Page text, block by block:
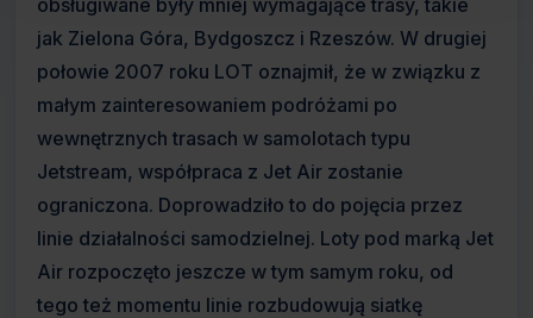
jak Zielona Góra, Bydgoszcz i Rzeszów. W drugiej
połowie 2007 roku LOT oznajmił, że w związku z
małym zainteresowaniem podróżami po
wewnętrznych trasach w samolotach typu
Jetstream, współpraca z Jet Air zostanie
ograniczona. Doprowadziło to do pojęcia przez
linie działalności samodzielnej. Loty pod marką Jet
Air rozpoczęto jeszcze w tym samym roku, od
tego też momentu linie rozbudowują siatkę